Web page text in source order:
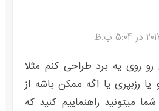
روی یه برد طراحی کنم مثلا
یا رزبپری یا اگه ممکن باشه از
میتونید راهنماییم کنید که